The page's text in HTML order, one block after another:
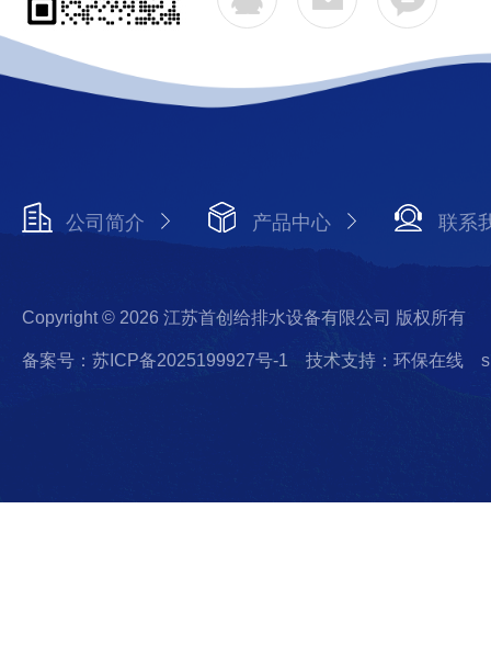
公司简介 产品中心 联系
Copyright © 2026 江苏首创给排水设备有限公司 版权所有
备案号：苏ICP备2025199927号-1 技术支持：环保在线